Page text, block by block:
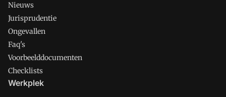
Nieuws
Jurisprudentie
Ongevallen
Faq's
Voorbeelddocumenten
Checklists
Werkplek